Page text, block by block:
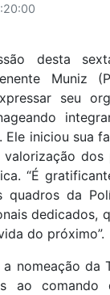
desta
Muniz
seu
Ele iniciou sua
dos
“É
quadros da
dedicados,
do próximo”.
nomeação da
ao